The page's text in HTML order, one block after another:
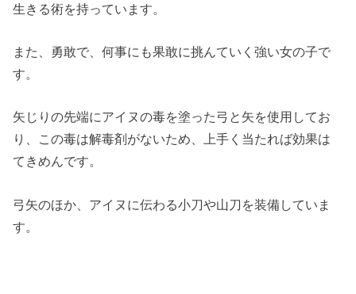
生きる術を持っています。
また、勇敢で、何事にも果敢に挑んていく強い女の子で
す。
矢じりの先端にアイヌの毒を塗った弓と矢を使用してお
り、この毒は解毒剤がないため、上手く当たれば効果は
てきめんです。
弓矢のほか、アイヌに伝わる小刀や山刀を装備していま
す。